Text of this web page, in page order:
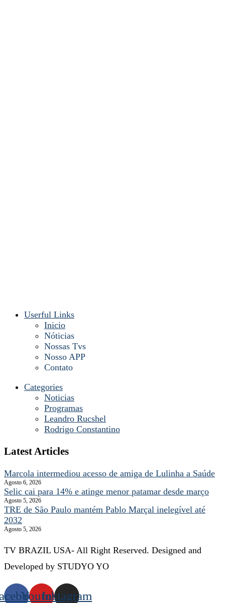
Userful Links
Inicio
Nóticias
Nossas Tvs
Nosso APP
Contato
Categories
Noticias
Programas
Leandro Rucshel
Rodrigo Constantino
Latest Articles
Marcola intermediou acesso de amiga de Lulinha a Saúde
Agosto 6, 2026
Selic cai para 14% e atinge menor patamar desde março
Agosto 5, 2026
TRE de São Paulo mantém Pablo Marçal inelegível até
2032
Agosto 5, 2026
TV BRAZIL USA- All Right Reserved. Designed and
Developed by STUDYO YO
YoutubeInstagram